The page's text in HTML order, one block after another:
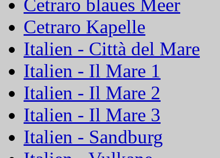
Cetraro blaues Meer
Cetraro Kapelle
Italien - Città del Mare
Italien - Il Mare 1
Italien - Il Mare 2
Italien - Il Mare 3
Italien - Sandburg